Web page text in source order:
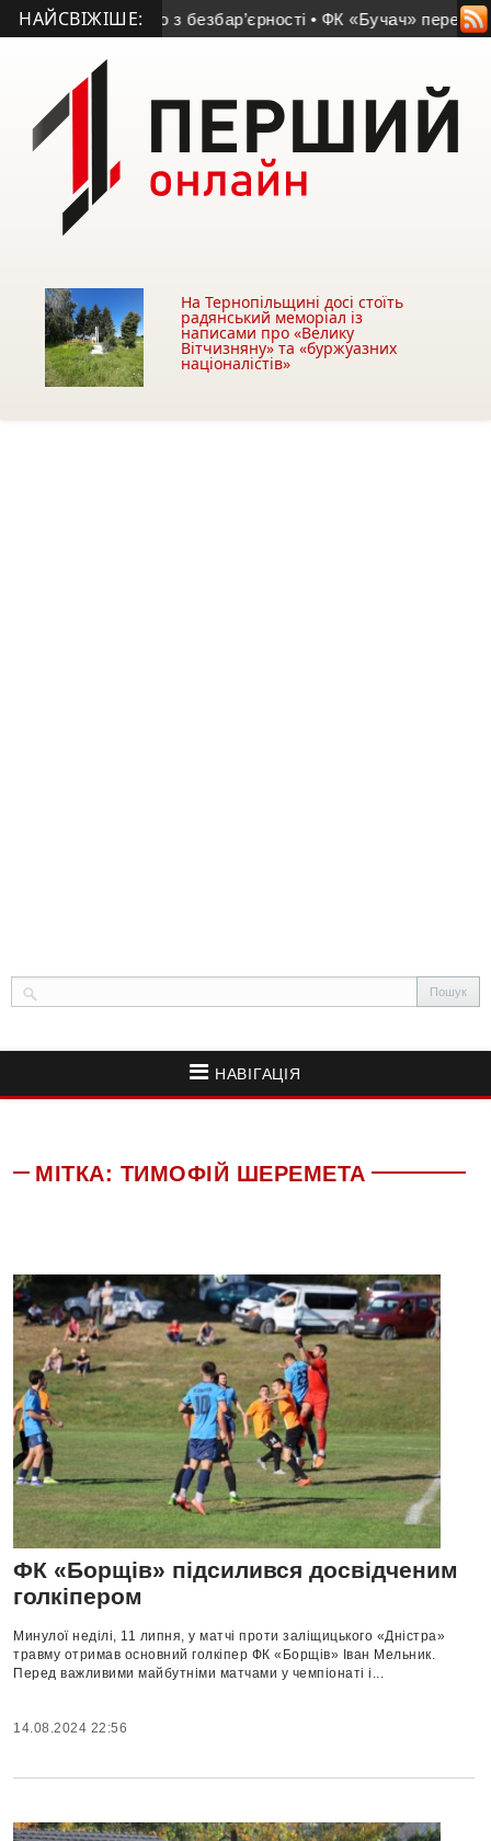
НАЙСВІЖІШЕ:з безбар’єрності • ФК «Бучач» переміг у
На Тернопільщині досі стоїть
радянський меморіал із
написами про «Велику
Вітчизняну» та «буржуазних
націоналістів»
НАВІГАЦІЯ
МІТКА: ТИМОФІЙ ШЕРЕМЕТА
ФК «Борщів» підсилився досвідченим
голкіпером
Минулої неділі, 11 липня, у матчі проти заліщицького «Дністра»
травму отримав основний голкіпер ФК «Борщів» Іван Мельник.
Перед важливими майбутніми матчами у чемпіонаті і...
14.08.2024 22:56